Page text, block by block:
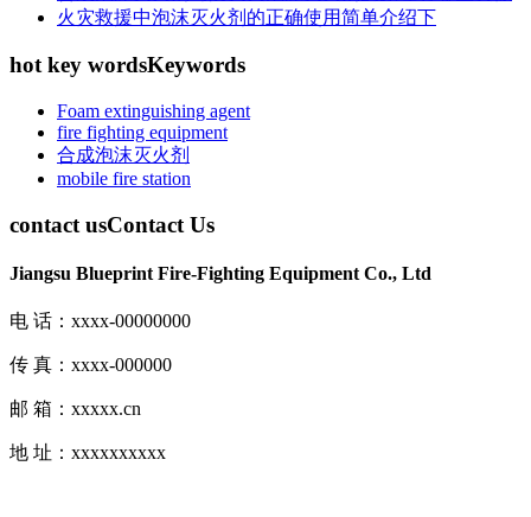
火灾救援中泡沫灭火剂的正确使用简单介绍下
hot key wordsKeywords
Foam extinguishing agent
fire fighting equipment
合成泡沫灭火剂
mobile fire station
contact usContact Us
Jiangsu Blueprint Fire-Fighting Equipment Co., Ltd
电 话：xxxx-00000000
传 真：xxxx-000000
邮 箱：xxxxx.cn
地 址：xxxxxxxxxx